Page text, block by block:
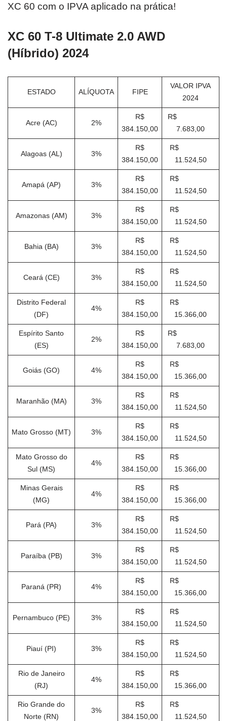
XC 60 com o IPVA aplicado na prática!
XC 60 T-8 Ultimate 2.0 AWD
(Híbrido) 2024
ESTADO ALÍQUOTA FIPE
VALOR IPVA
2024
Acre (AC) 2%
R$
384.150,00
R$
7.683,00
Alagoas (AL) 3%
R$
384.150,00
R$
11.524,50
Amapá (AP) 3%
R$
384.150,00
R$
11.524,50
Amazonas (AM) 3%
R$
384.150,00
R$
11.524,50
Bahia (BA) 3%
R$
384.150,00
R$
11.524,50
Ceará (CE) 3%
R$
384.150,00
R$
11.524,50
Distrito Federal
(DF)
4%
R$
384.150,00
R$
15.366,00
Espírito Santo
(ES)
2%
R$
384.150,00
R$
7.683,00
Goiás (GO) 4%
R$
384.150,00
R$
15.366,00
Maranhão (MA) 3%
R$
384.150,00
R$
11.524,50
Mato Grosso (MT) 3%
R$
384.150,00
R$
11.524,50
Mato Grosso do
Sul (MS)
4%
R$
384.150,00
R$
15.366,00
Minas Gerais
(MG)
4%
R$
384.150,00
R$
15.366,00
Pará (PA) 3%
R$
384.150,00
R$
11.524,50
Paraíba (PB) 3%
R$
384.150,00
R$
11.524,50
Paraná (PR) 4%
R$
384.150,00
R$
15.366,00
Pernambuco (PE) 3%
R$
384.150,00
R$
11.524,50
Piauí (PI) 3%
R$
384.150,00
R$
11.524,50
Rio de Janeiro
(RJ)
4%
R$
384.150,00
R$
15.366,00
Rio Grande do
Norte (RN)
3%
R$
384.150,00
R$
11.524,50